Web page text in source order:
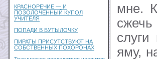
КРАСНОРЕЧИЕ — И
ПОЗОЛОЧЕННЫЙ КУПОЛ
УЧИТЕЛЯ
ПОПАДИ В БУТЫЛОЧКУ
ПИРАТЫ ПРИСУТСТВУЮТ НА
СОБСТВЕННЫХ ПОХОРОНАХ
мне.
яму,